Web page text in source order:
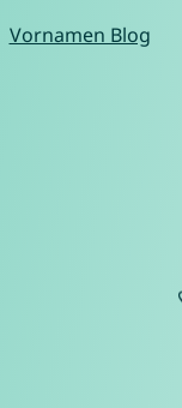
Vornamen Blog